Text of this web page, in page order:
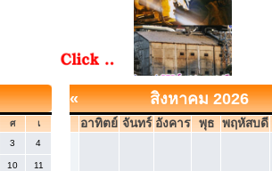
ศ
เ
3 4
10 11
« สิงหาคม 2026
อาทิตย์ จันทร์ อังคาร พุธ พฤหัสบดี